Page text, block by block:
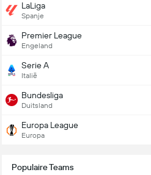
LaLiga
Spanje
Premier League
Engeland
Serie A
Italië
Bundesliga
Duitsland
Europa League
Europa
Populaire Teams